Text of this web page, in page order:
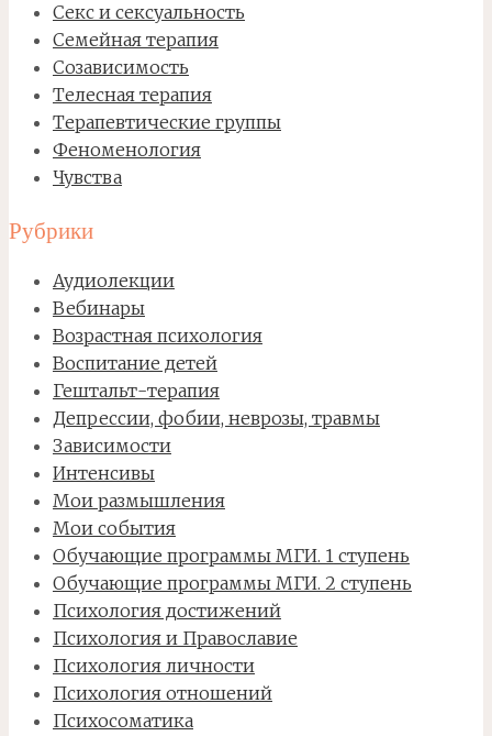
Секс и сексуальность
Семейная терапия
Созависимость
Телесная терапия
Терапевтические группы
Феноменология
Чувства
Рубрики
Аудиолекции
Вебинары
Возрастная психология
Воспитание детей
Гештальт-терапия
Депрессии, фобии, неврозы, травмы
Зависимости
Интенсивы
Мои размышления
Мои события
Обучающие программы МГИ. 1 ступень
Обучающие программы МГИ. 2 ступень
Психология достижений
Психология и Православие
Психология личности
Психология отношений
Психосоматика